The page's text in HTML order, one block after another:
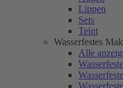
Lippen
Sets
Teint
Wasserfestes
Alle